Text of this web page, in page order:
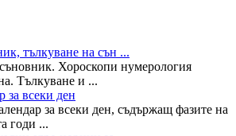
тълкуване на сън ...
Хороскопи нумерология
Тълкуване и ...
за всеки ден
за всеки ден, съдържащ фазите на
годи ...